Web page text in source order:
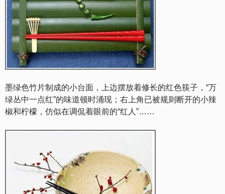
墨绿色竹片制成的小台面，上边摆放着修长的红色筷子，“万
绿丛中一点红”的味道顿时涌现；右上角已被规则断开的小辣
椒和柠檬，仿似在调侃着眼前的“红人”……